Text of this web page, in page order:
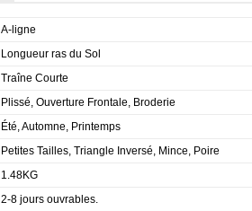
A-ligne
Longueur ras du Sol
Traîne Courte
Plissé, Ouverture Frontale, Broderie
Été, Automne, Printemps
Petites Tailles, Triangle Inversé, Mince, Poire
1.48KG
2-8 jours ouvrables.